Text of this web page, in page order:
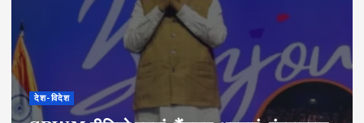
देश-विदेश